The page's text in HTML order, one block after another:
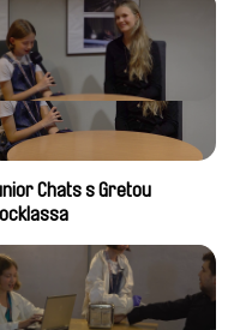
Chats s Gretou